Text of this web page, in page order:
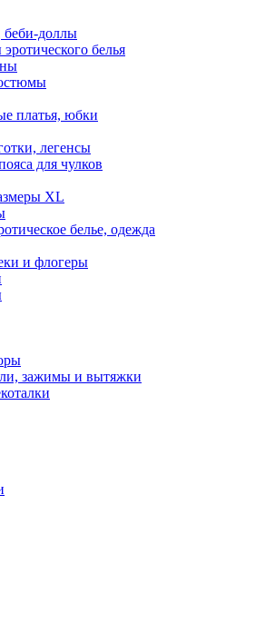
доллы
белья
платья, юбки
легенсы
для чулков
XL
белье, одежда
и флогеры
зажимы и вытяжки